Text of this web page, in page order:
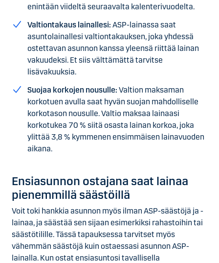
enintään viideltä seuraavalta kalenterivuodelta.
Valtiontakaus lainallesi: ASP-lainassa saat
asuntolainallesi valtiontakauksen, joka yhdessä
ostettavan asunnon kanssa yleensä riittää lainan
vakuudeksi. Et siis välttämättä tarvitse
lisävakuuksia.
Suojaa korkojen nousulle: Valtion maksaman
korkotuen avulla saat hyvän suojan mahdolliselle
korkotason nousulle. Valtio maksaa lainaasi
korkotukea 70 % siitä osasta lainan korkoa, joka
ylittää 3,8 % kymmenen ensimmäisen lainavuoden
aikana.
Ensiasunnon ostajana saat lainaa
pienemmillä säästöillä
Voit toki hankkia asunnon myös ilman ASP-säästöjä ja -
lainaa, ja säästää sen sijaan esimerkiksi rahastoihin tai
säästötilille. Tässä tapauksessa tarvitset myös
vähemmän säästöjä kuin ostaessasi asunnon ASP-
lainalla. Kun ostat ensiasuntosi tavallisella